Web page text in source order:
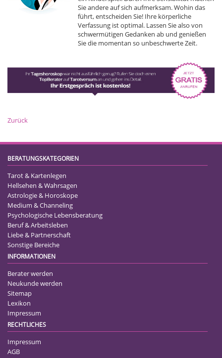
Sie andere auf sich aufmerksam. Wohin das
führt, entscheiden Sie! Ihre körperliche
Verfassung ist optimal. Lassen Sie also von
schwermütigen Gedanken ab und genießen
Sie die momentan so unbeschwerte Zeit.
Zurück
BERATUNGSKATEGORIEN
Tarot & Kartenlegen
Hellsehen & Wahrsagen
Astrologie & Horoskope
Medium & Channeling
Psychologische Lebensberatung
Beruf & Arbeitsleben
Liebe & Partnerschaft
Sonstige Bereiche
INFORMATIONEN
Berater werden
Neukunde werden
Sitemap
Lexikon
Impressum
RECHTLICHES
Impressum
AGB